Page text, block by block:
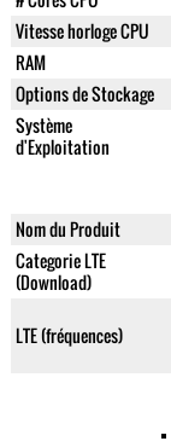
Vitesse horloge CPU
RAM
Options de Stockage
Système
d'Exploitation
Nom du Produit
Categorie LTE
(Download)
LTE (fréquences)